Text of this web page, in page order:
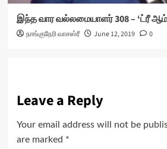
இந்த வார வல்லமையாளர் 308 – ‘ட்ரீ
நாங்குநேரி வாசஸ்ரீ June 12, 2019 0
Leave a Reply
Your email address will not be
are marked *